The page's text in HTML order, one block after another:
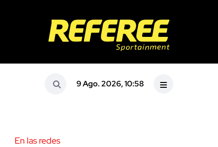
9 Ago. 2026, 10:58
En las redes